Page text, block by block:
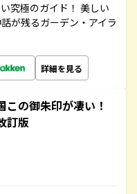
究極のガイド！ 美しい
が残るガーデン・アイラ
詳細を見る
この御朱印が凄い！
訂版